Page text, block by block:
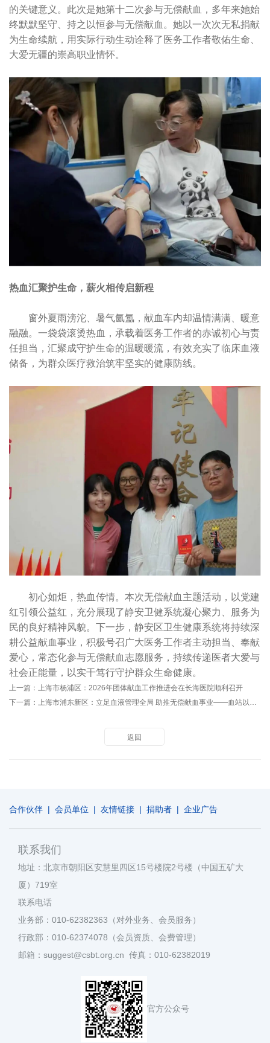
的关键意义。此次是她第十二次参与无偿献血，多年来她始
终默默坚守、持之以恒参与无偿献血。她以一次次无私捐献
为生命续航，用实际行动生动诠释了医务工作者敬佑生命、
大爱无疆的崇高职业情怀。
热血汇聚护生命，薪火相传启新程
窗外夏雨滂沱、暑气氤氲，献血车内却温情满满、暖意
融融。一袋袋滚烫热血，承载着医务工作者的赤诚初心与责
任担当，汇聚成守护生命的温暖暖流，有效充实了临床血液
储备，为群众医疗救治筑牢坚实的健康防线。
初心如炬，热血传情。本次无偿献血主题活动，以党建
红引领公益红，充分展现了静安卫健系统凝心聚力、服务为
民的良好精神风貌。下一步，静安区卫生健康系统将持续深
耕公益献血事业，积极号召广大医务工作者主动担当、奉献
爱心，常态化参与无偿献血志愿服务，持续传递医者大爱与
社会正能量，以实干笃行守护群众生命健康。
上一篇：
上海市杨浦区：2026年团体献血工作推进会在长海医院顺利召开
下一篇：
上海市浦东新区：立足血液管理全局 助推无偿献血事业——血站以专题培训筑牢老龄化用血安全防线
返回
合作伙伴 | 会员单位 | 友情链接 | 捐助者 | 企业广告
联系我们
地址：北京市朝阳区安慧里四区15号楼院2号楼（中国五矿大
厦）719室
联系电话
业务部：010-62382363（对外业务、会员服务）
行政部：010-62374078（会员资质、会费管理）
邮箱：suggest@csbt.org.cn 传真：010-62382019
官方公众号